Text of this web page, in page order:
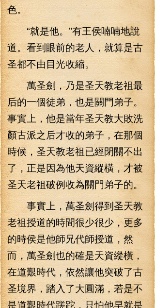
色。
“就是他。”有王侯喃喃地說
道。看到眼前的老人，就算是古
圣都不由目光收縮。
萬圣劍，乃是圣天教老祖最
后的一個徒弟，也是關門弟子。
事實上，他是當年圣天教大敗洗
顏古派之后才收的弟子，在那個
時候，圣天教老祖已經閉關不出
了，正是因為他天資縱橫，才被
圣天老祖破例收為關門弟子的。
事實上，萬圣劍得到圣天教
老祖授道的時間很少很少，更多
的時侯是他師兄代師授道，然
而，萬圣劍也的確是天資縱橫，
在道艱時代，依然讓他突破了古
圣境界，踏入了大圓滿，若是不
是道艱時代蹉跎，只怕他早就是